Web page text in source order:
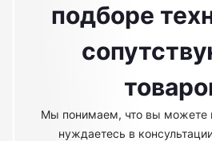
подборе
Мы понимаем, что вы можете
нуждаетесь в